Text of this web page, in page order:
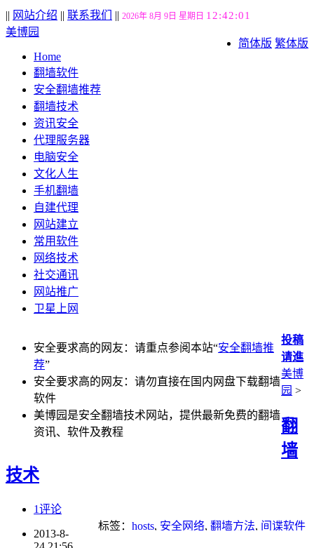
|| 网站介绍 || 联系我们 || 2026年 8月 9日 星期日 12:42:02
简体版 繁体版
美博园
Home
翻墙软件
安全翻墙推荐
翻墙技术
资讯安全
代理服务器
电脑安全
文化人生
手机翻墙
自建代理
网站建立
常用软件
网络技术
社交通讯
网站推广
卫星上网
安全要求高的网友：请重点参阅本站“安全翻墙推
荐”
安全要求高的网友：请勿直接在国内网盘下载翻墙
软件
美博园是安全翻墙技术网站，提供最新免费的翻墙
资讯、软件及教程
投稿
请進
美博
园 >
翻
墙
技术
1评论
标签： hosts, 安全网络, 翻墙方法, 间谍软件
2013-8-